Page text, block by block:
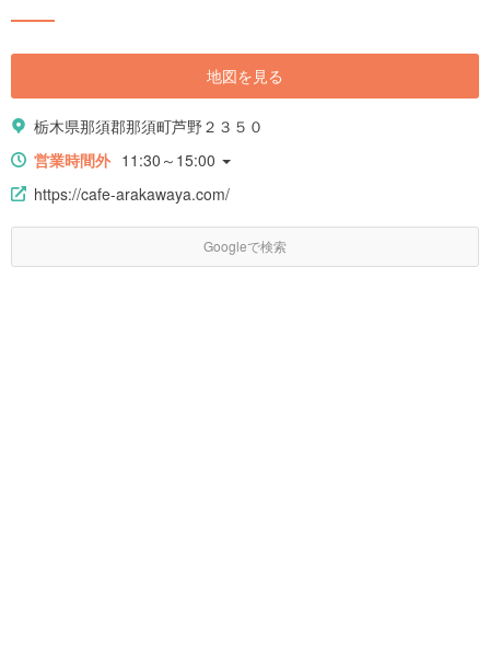
地図を見る
栃木県那須郡那須町芦野２３５０
営業時間外 11:30～15:00
https://cafe-arakawaya.com/
Googleで検索